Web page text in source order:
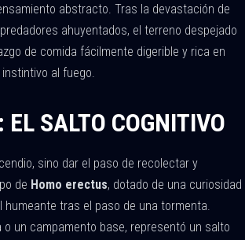
abstracto. Tras la devastación de
ahuyentados, el terreno despejado
de comida fácilmente digerible y rica en
al fuego.
SALTO COGNITIVO
sino dar el paso de recolectar y
de Homo erectus, dotado de una curiosidad
tras el paso de una tormenta.
un campamento base, representó un salto